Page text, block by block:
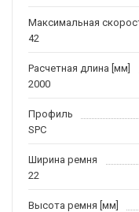
Максимальная
42
Расчетная длина [мм]
2000
Профиль
SPC
Ширина ремня
22
Высота ремня [мм]